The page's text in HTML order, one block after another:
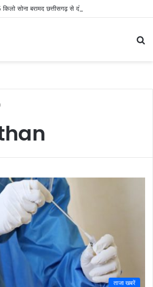
सोना बरामद छत्तीसगढ़ से दो को पकड़ा
ताजा खबरें